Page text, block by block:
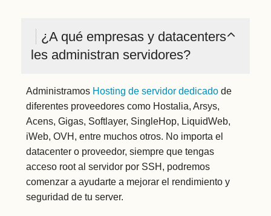
¿A qué empresas y datacenters
les administran servidores?
Administramos Hosting de servidor dedicado de
diferentes proveedores como Hostalia, Arsys,
Acens, Gigas, Softlayer, SingleHop, LiquidWeb,
iWeb, OVH, entre muchos otros. No importa el
datacenter o proveedor, siempre que tengas
acceso root al servidor por SSH, podremos
comenzar a ayudarte a mejorar el rendimiento y
seguridad de tu server.